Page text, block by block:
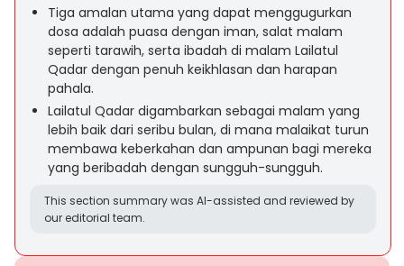
Tiga amalan utama yang dapat menggugurkan
dosa adalah puasa dengan iman, salat malam
seperti tarawih, serta ibadah di malam Lailatul
Qadar dengan penuh keikhlasan dan harapan
pahala.
Lailatul Qadar digambarkan sebagai malam yang
lebih baik dari seribu bulan, di mana malaikat turun
membawa keberkahan dan ampunan bagi mereka
yang beribadah dengan sungguh-sungguh.
This section summary was AI-assisted and reviewed by
our editorial team.